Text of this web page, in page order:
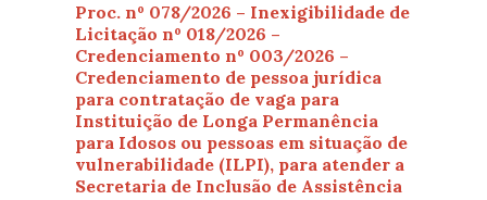
Proc. nº 078/2026 – Inexigibilidade de
Licitação nº 018/2026 –
Credenciamento nº 003/2026 –
Credenciamento de pessoa jurídica
para contratação de vaga para
Instituição de Longa Permanência
para Idosos ou pessoas em situação de
vulnerabilidade (ILPI), para atender a
Secretaria de Inclusão de Assistência